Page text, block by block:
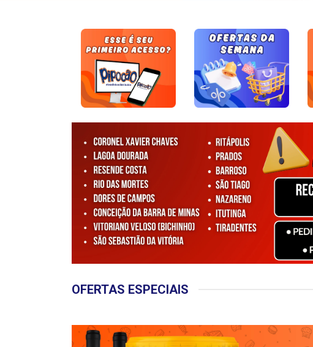
OFERTAS ESPECIAIS